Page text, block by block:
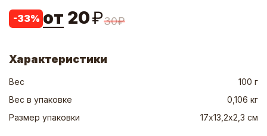
-33% от 20₽30₽
Характеристики
Вес
100 г
Вес в упаковке
0,106 кг
Размер упаковки
17х13,2х2,3 см